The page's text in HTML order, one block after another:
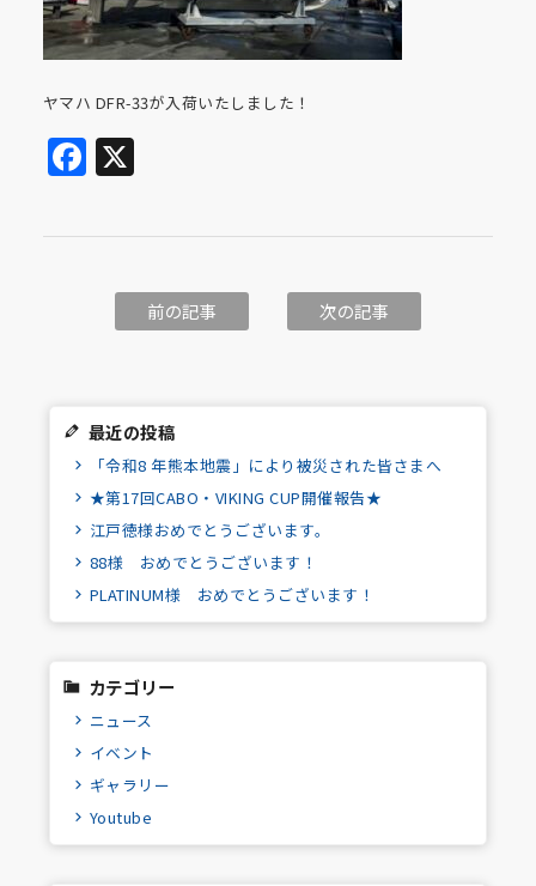
ヤマハ DFR-33が入荷いたしました！
Facebook
X
前の記事 次の記事
最近の投稿
「令和8 年熊本地震」により被災された皆さまへ
★第17回CABO・VIKING CUP開催報告★
江戸徳様おめでとうございます。
88様 おめでとうございます！
PLATINUM様 おめでとうございます！
カテゴリー
ニュース
イベント
ギャラリー
Youtube